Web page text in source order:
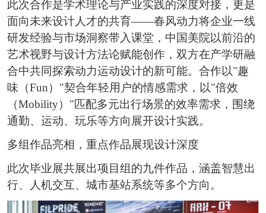
此次合作是学术理论与产业实践的深度对接，更是
面向未来设计人才的共育——春风动力将企业一线
研发经验与市场洞察带入课堂，中国美院以前沿的
艺术视野与设计方法论赋能创作，双方在产学研融
合中共同探索动力运动设计的新可能。合作以"趣
味（Fun）"契合年轻用户的情感需求，以"倍效
（Mobility）"匹配多元出行场景的效率需求，围绕
通勤、运动、玩乐等方向展开设计实践。
多组作品亮相，重点作品展现设计深度
此次毕业展共展出项目组的九件作品，涵盖智慧出
行、人机交互、城市基站系统等多个方向。